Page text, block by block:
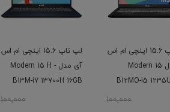
لپ تاپ 15.6 اینچی ام اس
آی مدل Modern 15
B12MO-i5
100,000
لپ تاپ 15.6 اینچی ام اس
آی مدل Modern 15 H -
B13M-i7 13700H 16GB
100,000